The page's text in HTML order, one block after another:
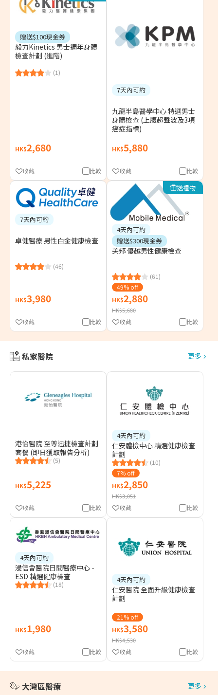
贈送$100現金券
毅力Kinetics 男士週年身體
檢查計劃 (進階)
(1)
HK$2,680
比較
收藏
7天內可約
九龍半島醫學中心 特選男士
身體檢查 (上腹超聲波及3項
癌症指標)
HK$5,880
比較
收藏
7天內可約
卓健醫療 男性白金健康檢查
(46)
HK$3,980
比較
收藏
送禮物
4天內可約
贈送$300現金券
美邦 優越男性健康檢查
(61)
49% off
HK$2,880
HK$5,680
比較
收藏
私家醫院 更多
港怡醫院 至尊迅捷檢查計劃
套餐 (即日獲取報告分析)
(5)
HK$5,225
比較
收藏
4天內可約
仁安體檢中心 精選健康檢查
計劃
(10)
7% off
HK$2,850
HK$3,051
比較
收藏
4天內可約
浸信會醫院日間醫療中心 -
ESD 精選健康檢查
(18)
HK$1,980
比較
收藏
4天內可約
仁安醫院 全面升級健康檢查
計劃
21% off
HK$3,580
HK$4,530
比較
收藏
大灣區醫療 更多